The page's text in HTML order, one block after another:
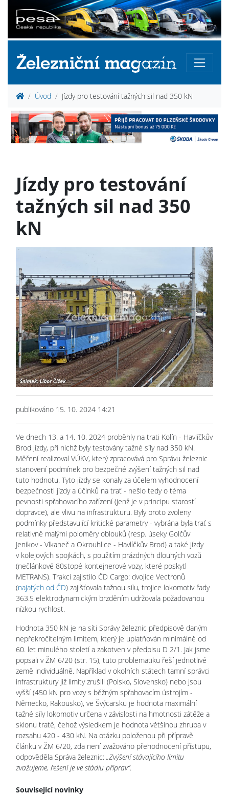
Úvod Jízdy pro testování tažných sil nad 350 kN
Jízdy pro testování
tažných sil nad 350
kN
publikováno 15. 10. 2024 14:21
Ve dnech 13. a 14. 10. 2024 proběhly na trati Kolín - Havlíčkův
Brod jízdy, při nichž byly testovány tažné síly nad 350 kN.
Měření realizoval VÚKV, který zpracovává pro Správu železnic
stanovení podmínek pro bezpečné zvýšení tažných sil nad
tuto hodnotu. Tyto jízdy se konaly za účelem vyhodnocení
bezpečnosti jízdy a účinků na trať - nešlo tedy o téma
pevnosti spřahovacího zařízení (jenž je v principu starostí
dopravce), ale vlivu na infrastrukturu. Byly proto zvoleny
podmínky představující kritické parametry - vybrána byla trať s
relativně malými poloměry oblouků (resp. úseky Golčův
Jeníkov - Vlkaneč a Okrouhlice - Havlíčkův Brod) a také jízdy
v kolejových spojkách, s použitím prázdných dlouhých vozů
(nečlánkové 80stopé kontejnerové vozy, které poskytl
METRANS). Trakci zajistilo ČD Cargo: dvojice Vectronů
(najatých od ČD) zajišťovala tažnou sílu, trojice lokomotiv řady
363.5 elektrodynamickým brzděním udržovala požadovanou
nízkou rychlost.
Hodnota 350 kN je na síti Správy železnic předpisově daným
nepřekročitelným limitem, který je uplatňován minimálně od
60. let minulého století a zakotven v předpisu D 2/1. Jak jsme
popsali v ŽM 6/20 (str. 15), tuto problematiku řeší jednotlivé
země individuálně. Například v okolních státech tamní správci
infrastruktury již limity zrušili (Polsko, Slovensko) nebo jsou
vyšší (450 kN pro vozy s běžným spřahovacím ústrojím -
Německo, Rakousko), ve Švýcarsku je hodnota maximální
tažné síly lokomotiv určena v závislosti na hmotnosti zátěže a
sklonu tratě, čehož výsledkem je hodnota většinou zhruba v
rozsahu 420 - 430 kN. Na otázku položenou při přípravě
článku v ŽM 6/20, zda není zvažováno přehodnocení přístupu,
odpověděla Správa železnic: „Zvýšení stávajícího limitu
zvažujeme, řešení je ve stádiu příprav“.
Související novinky